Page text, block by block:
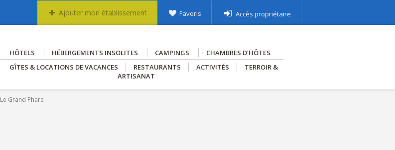
Ajouter mon établissement Favoris Accès propriétaire
HÔTELS HÉBERGEMENTS INSOLITES CAMPINGS
CHAMBRES D'HÔTES
GÎTES & LOCATIONS DE VACANCES
RESTAURANTS ACTIVITÉS
TERROIR &
ARTISANAT
Le Grand Phare